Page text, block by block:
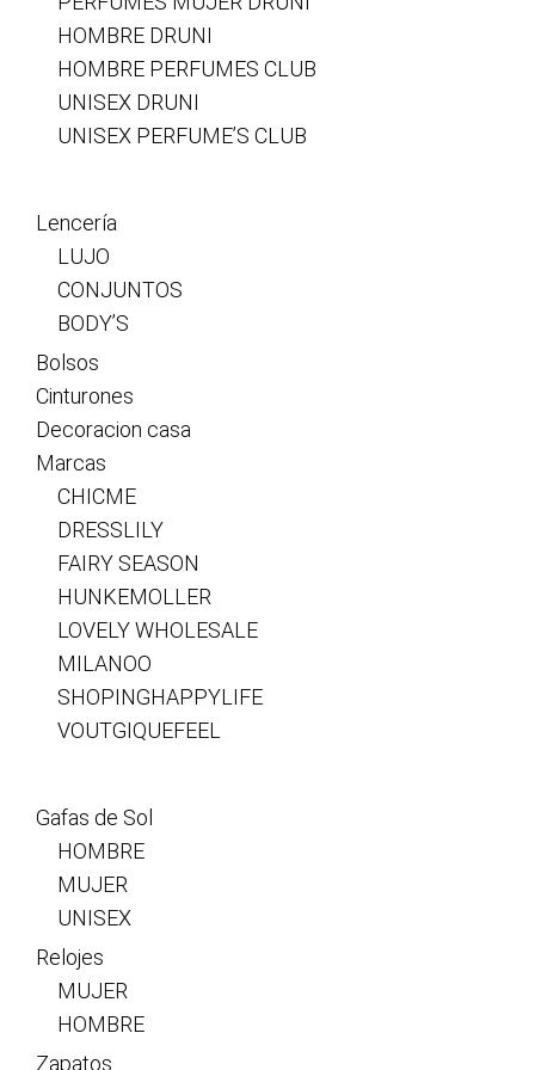
HOMBRE DRUNI
HOMBRE PERFUMES CLUB
UNISEX DRUNI
UNISEX PERFUME’S CLUB
Lencería
LUJO
CONJUNTOS
BODY’S
Bolsos
Cinturones
Decoracion casa
Marcas
CHICME
DRESSLILY
FAIRY SEASON
HUNKEMOLLER
LOVELY WHOLESALE
MILANOO
SHOPINGHAPPYLIFE
VOUTGIQUEFEEL
Gafas de Sol
HOMBRE
MUJER
UNISEX
Relojes
MUJER
HOMBRE
Zapatos